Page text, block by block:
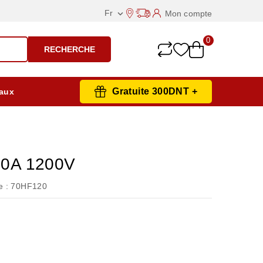
Fr  Mon compte
RECHERCHE
0
Gratuite 300DNT +
1200V
: 70HF120